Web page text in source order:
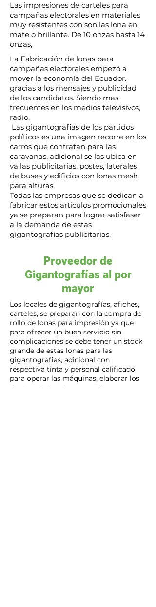
Las impresiones de carteles para
campañas electorales en materiales
muy resistentes con son las lona en
mate o brillante. De 10 onzas hasta 14
onzas,
La Fabricación de lonas para
campañas electorales empezó a
mover la economía del Ecuador.
gracias a los mensajes y publicidad
de los candidatos. Siendo mas
frecuentes en los medios televisivos,
radio.
Las gigantografias de los partidos
políticos es una imagen recorre en los
carros que contratan para las
caravanas, adicional se las ubica en
vallas publicitarias, postes, laterales
de buses y edificios con lonas mesh
para alturas.
Todas las empresas que se dedican a
fabricar estos artículos promocionales
ya se preparan para lograr satisfaser
a la demanda de estas
gigantografias publicitarias.
Proveedor de
Gigantografías al por
mayor
Los locales de gigantografías, afiches,
carteles, se preparan con la compra de
rollo de lonas para impresión ya que
para ofrecer un buen servicio sin
complicaciones se debe tener un stock
grande de estas lonas para las
gigantografias, adicional con
respectiva tinta y personal calificado
para operar las máquinas, elaborar los
diseños de las gigantografias que